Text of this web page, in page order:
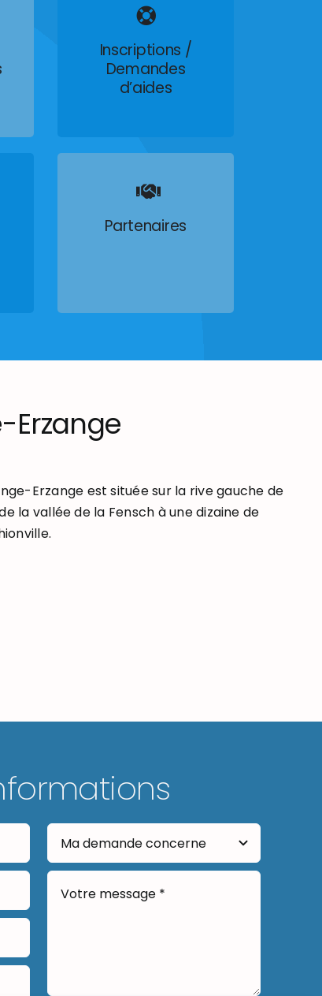
Inscriptions /
Demandes
d’aides
Partenaires
Erzange
Erzange est située sur la rive gauche de
la vallée de la Fensch à une dizaine de